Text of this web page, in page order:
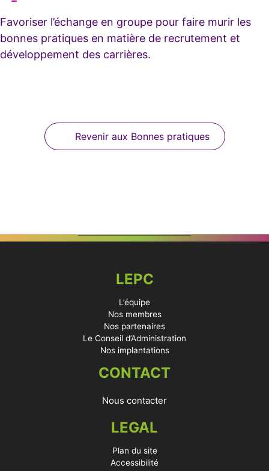
Favoriser l’échange en groupe pour faire murir les
bonnes pratiques en matière de recrutement et
développement des carrières.
Revenir aux Bonnes pratiques
LEPC
L’équipe
Nos membres
Nos partenaires
Le Conseil d’Administration
Nos implantations
CONTACT
Nous contacter
LEGAL
Plan du site
Accessibilité